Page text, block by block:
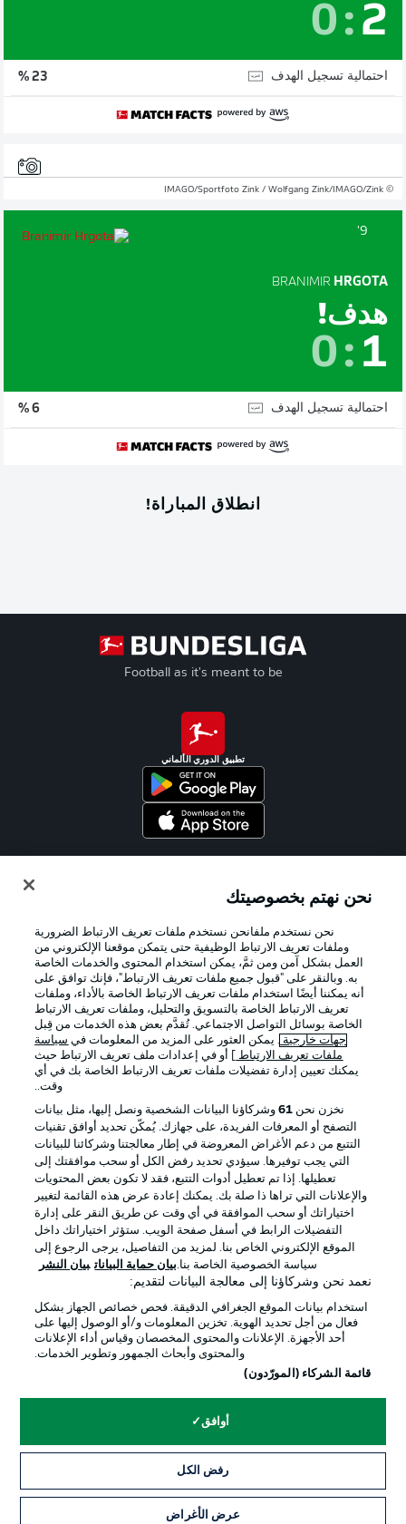
0: 2
احتمالية تسجيل الهدف 23 %
© IMAGO/Sportfoto Zink / Wolfgang Zink/IMAGO/Zink
9'
BRANIMIR HRGOTA
هدف!
0: 1
احتمالية تسجيل الهدف 6 %
انطلاق المباراة!
Football as it's meant to be
تطبيق الدوري الألماني
الإعلانات الإخطارات القانونية
شروط الاستخدام الوظائف
جهة النشر تواصل معنا
اللاعبون
© 2026 Bundesliga-Gruppe GmbH
وضع شاشة العرض
نحن نهتم بخصوصيتك
نحن نستخدم ملفانحن نستخدم ملفات تعريف الارتباط الضرورية
وملفات تعريف الارتباط الوظيفية حتى يتمكن موقعنا الإلكتروني من
العمل بشكل آمن ومن ثمَّ، يمكن استخدام المحتوى والخدمات الخاصة
به. وبالنقر على "قبول جميع ملفات تعريف الارتباط"، فإنك توافق على
أنه يمكننا أيضًا استخدام ملفات تعريف الارتباط الخاصة بالأداء، وملفات
تعريف الارتباط الخاصة بالتسويق والتحليل، وملفات تعريف الارتباط
الخاصة بوسائل التواصل الاجتماعي. تُقدَّم بعض هذه الخدمات من قِبل
جهات خارجية . يمكن العثور على المزيد من المعلومات في سياسة
ملفات تعريف الارتباط
] أو في إعدادات ملف تعريف الارتباط حيث
يمكنك تعيين إدارة تفضيلات ملفات تعريف الارتباط الخاصة بك في أي
وقت..
نخزن نحن 61وشركاؤنا البيانات الشخصية ونصل إليها، مثل بيانات
التصفح أو المعرفات الفريدة، على جهازك. يُمكّن تحديد أوافق تقنيات
التتبع من دعم الأغراض المعروضة في إطار معالجتنا وشركائنا للبيانات
التي يجب توفيرها. سيؤدي تحديد رفض الكل أو سحب موافقتك إلى
تعطيلها. إذا تم تعطيل أدوات التتبع، فقد لا تكون بعض المحتويات
والإعلانات التي تراها ذا صلة بك. يمكنك إعادة عرض هذه القائمة لتغيير
اختياراتك أو سحب الموافقة في أي وقت عن طريق النقر على إدارة
التفضيلات الرابط في أسفل صفحة الويب. ستؤثر اختياراتك داخل
الموقع الإلكتروني الخاص بنا. لمزيد من التفاصيل، يرجى الرجوع إلى
سياسة الخصوصية الخاصة بنا.بيان حماية البيانات بيان النشر
نعمد نحن وشركاؤنا إلى معالجة البيانات لتقديم:
استخدام بيانات الموقع الجغرافي الدقيقة. فحص خصائص الجهاز بشكل
فعال من أجل تحديد الهوية. تخزين المعلومات و/أو الوصول إليها على
أحد الأجهزة. الإعلانات والمحتوى المخصصان وقياس أداء الإعلانات
والمحتوى وأبحاث الجمهور وتطوير الخدمات.
قائمة الشركاء (المورّدون)
أوافق
رفض الكل
عرض الأغراض